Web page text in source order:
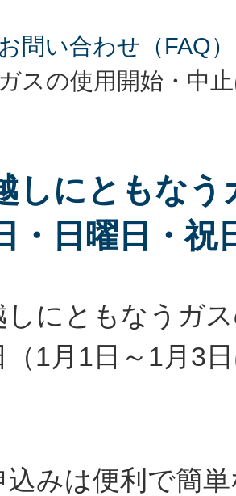
問い合わせ（FAQ）
スの使用開始・中
しにともなう
・日曜日・祝
しにともなうガ
（1月1日～1月3
込みは便利で簡